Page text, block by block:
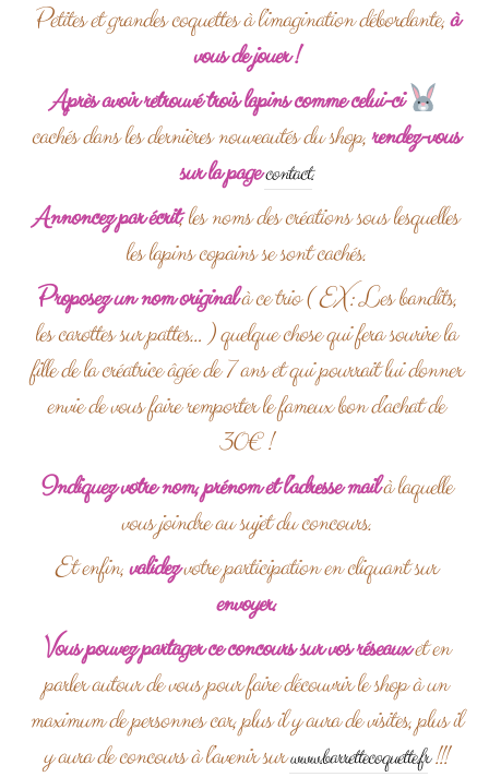
Petites et grandes coquettes à l’imagination débordante,à
vous de jouer !
Après avoir retrouvé trois lapins comme celui-ci
cachés dans les dernières nouveautés du shop,rendez-vous
sur la pagecontact.
Annoncez par écrit, les noms des créations sous lesquelles
les lapins copains se sont cachés.
Proposez un nom originalà ce trio ( EX: Les bandits,
les carottes sur pattes… ) quelque chose qui fera sourire la
fille de la créatrice âgée de 7 ans et qui pourrait lui donner
envie de vous faire remporter le fameux bon d’achat de
30€ !
Indiquez votre nom, prénom et l’adresse mailà laquelle
vous joindre au sujet du concours.
Et enfin,validezvotre participation en cliquant sur
envoyer.
Vous pouvez partager ce concours sur vos réseauxet en
parler autour de vous pour faire découvrir le shop à un
maximum de personnes car, plus il y aura de visites, plus il
y aura de concours à l’avenir surwww.barrettecoquette.fr!!!